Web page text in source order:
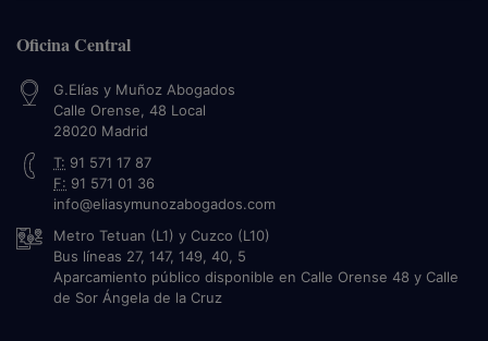
Oficina Central
G.Elías y Muñoz Abogados
Calle Orense, 48 Local
28020 Madrid
T: 91 571 17 87
F: 91 571 01 36
info@eliasymunozabogados.com
Metro Tetuan (L1) y Cuzco (L10)
Bus líneas 27, 147, 149, 40, 5
Aparcamiento público disponible en Calle Orense 48 y Calle
de Sor Ángela de la Cruz